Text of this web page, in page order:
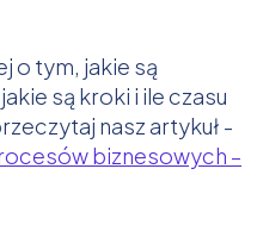
o tym, jakie są
są kroki i ile czasu
nasz artykuł -
biznesowych –